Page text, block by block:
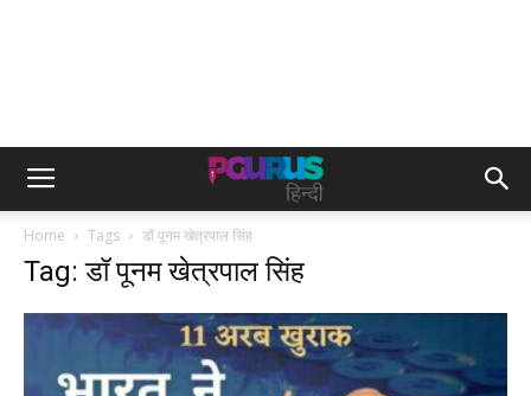
Home Tags डॉ पूनम खेत्रपाल सिंह
Tag: डॉ पूनम खेत्रपाल सिंह